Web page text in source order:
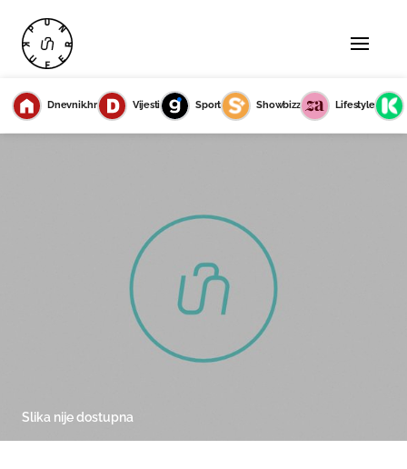
Dnevnik.hr Vijesti Sport Showbizz Lifestyle
Slika nije dostupna